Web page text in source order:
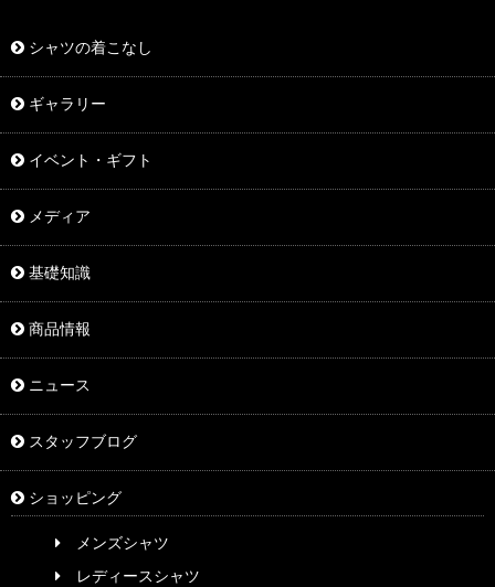
シャツの着こなし
ギャラリー
イベント・ギフト
メディア
基礎知識
商品情報
ニュース
スタッフブログ
ショッピング
メンズシャツ
レディースシャツ